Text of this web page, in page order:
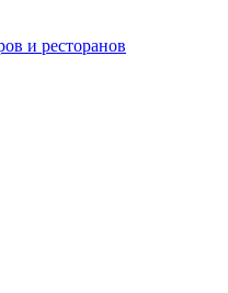
и ресторанов